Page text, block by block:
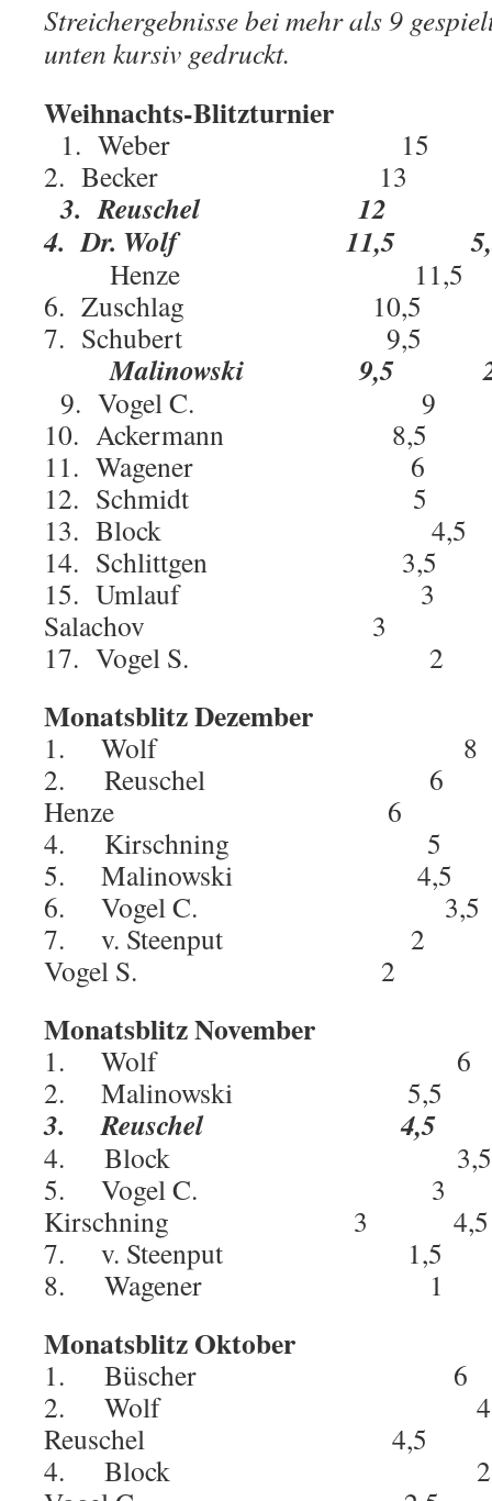
Streichergebnisse bei mehr als 9
unten kursiv gedruckt.
Weihnachts-Blitzturnier
1. Weber 15
2. Becker 13
3. Reuschel 12
4. Dr. Wolf 11,5
Henze 11,5
6. Zuschlag 10,5
7. Schubert 9,5
Malinowski 9,5
9. Vogel C.
10. Ackermann 8,5
11. Wagener 6
12. Schmidt 5
13. Block 4,5
14. Schlittgen 3,5
15. Umlauf 3
Salachov 3
17. Vogel S. 2
Monatsblitz Dezember
1. Wolf 8
2. Reuschel 6
Henze 6
4. Kirschning
5. Malinowski
6. Vogel C.
7. v. Steenput 2
Vogel S. 2
Monatsblitz November
1. Wolf 6
2. Malinowski 5,5
3. Reuschel 4,5
4. Block
5. Vogel C. 3
Kirschning 3 4,5
7. v. Steenput 1,5
8. Wagener
Monatsblitz Oktober
1. Büscher 6
2. Wolf 4,5
Reuschel 4,5
4. Block 2,5